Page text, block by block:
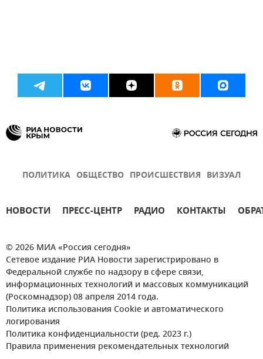
ПОЛИТИКА ОБЩЕСТВО ПРОИСШЕСТВИЯ ВИЗУАЛ
НОВОСТИ ПРЕСС-ЦЕНТР РАДИО КОНТАКТЫ
© 2026 МИА «Россия сегодня»
Сетевое издание РИА Новости зарегистрировано в
Федеральной службе по надзору в сфере связи,
информационных технологий и массовых коммуникаций
(Роскомнадзор) 08 апреля 2014 года.
Политика использования Cookie и автоматического
логирования
Политика конфиденциальности (ред. 2023 г.)
Правила применения рекомендательных технологий